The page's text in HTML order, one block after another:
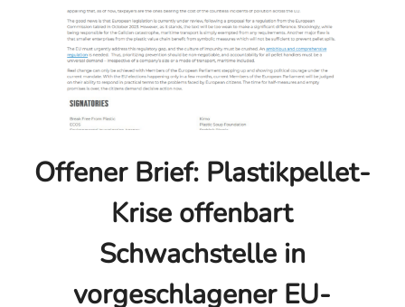
Offener Brief: Plastikpellet-
Krise offenbart
Schwachstelle in
vorgeschlagener EU-